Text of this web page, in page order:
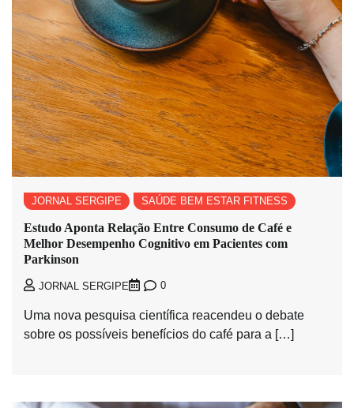
JORNAL SERGIPE SAÚDE BEM ESTAR FITNESS
Estudo Aponta Relação Entre Consumo de Café e
Melhor Desempenho Cognitivo em Pacientes com
Parkinson
JORNAL SERGIPE 0
Uma nova pesquisa científica reacendeu o debate
sobre os possíveis benefícios do café para a […]